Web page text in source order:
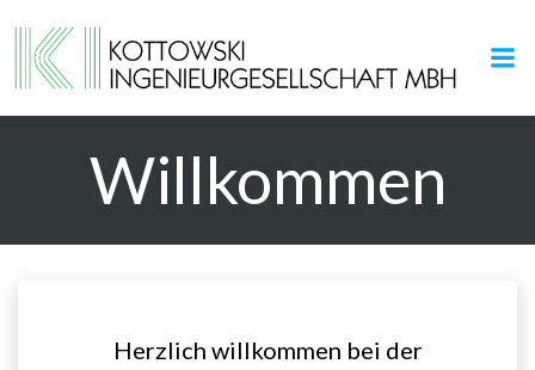
springen
Willkommen
Herzlich willkommen bei der